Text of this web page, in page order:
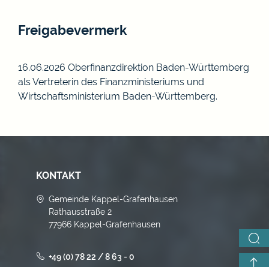
Freigabevermerk
16.06.2026 Oberfinanzdirektion Baden-Württemberg
als Vertreterin des Finanzministeriums und
Wirtschaftsministerium Baden-Württemberg.
KONTAKT
Gemeinde Kappel-Grafenhausen
Rathausstraße 2
77966 Kappel-Grafenhausen
+49 (0) 78 22 / 8 63 - 0